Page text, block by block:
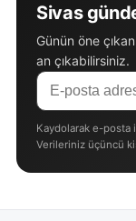
Sivas
Günün öne
an çıkabilirsiniz.
Kaydolarak e-posta
Verileriniz üçüncü